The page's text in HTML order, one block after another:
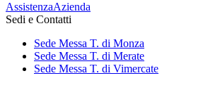
AssistenzaAzienda
Sedi e Contatti
Sede Messa T. di Monza
Sede Messa T. di Merate
Sede Messa T. di Vimercate